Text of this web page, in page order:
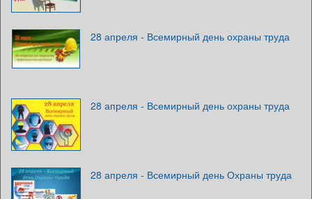
28 апреля - Всемирный день охраны труда
28 апреля - Всемирный день охраны труда
28 апреля - Всемирный день Охраны труда